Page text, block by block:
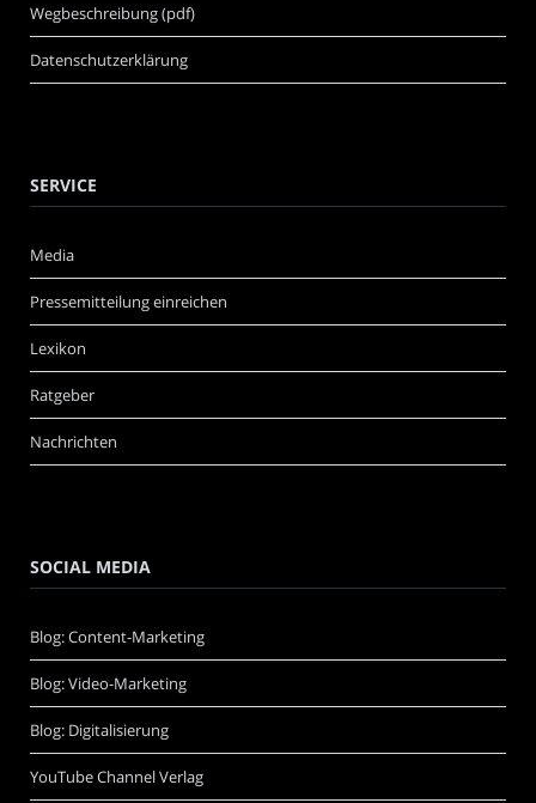
Wegbeschreibung (pdf)
Datenschutzerklärung
SERVICE
Media
Pressemitteilung einreichen
Lexikon
Ratgeber
Nachrichten
SOCIAL MEDIA
Blog: Content-Marketing
Blog: Video-Marketing
Blog: Digitalisierung
YouTube Channel Verlag